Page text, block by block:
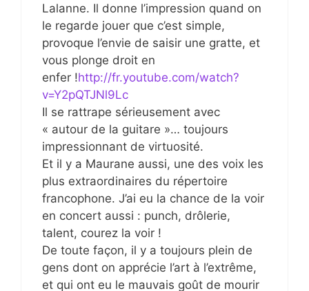
Lalanne. Il donne l’impression quand on
le regarde jouer que c’est simple,
provoque l’envie de saisir une gratte, et
vous plonge droit en
enfer !http://fr.youtube.com/watch?
v=Y2pQTJNl9Lc
Il se rattrape sérieusement avec
« autour de la guitare »… toujours
impressionnant de virtuosité.
Et il y a Maurane aussi, une des voix les
plus extraordinaires du répertoire
francophone. J’ai eu la chance de la voir
en concert aussi : punch, drôlerie,
talent, courez la voir !
De toute façon, il y a toujours plein de
gens dont on apprécie l’art à l’extrême,
et qui ont eu le mauvais goût de mourir